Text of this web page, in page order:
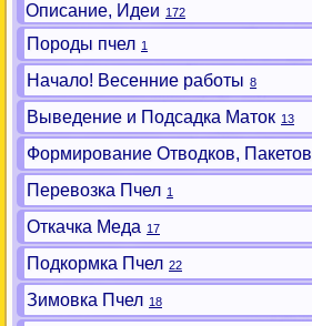
Описание, Идеи 172
Породы пчел 1
Начало! Весенние работы 8
Выведение и Подсадка Маток 13
Формирование Отводков, Пакетов
Перевозка Пчел 1
Откачка Меда 17
Подкормка Пчел 22
Зимовка Пчел 18